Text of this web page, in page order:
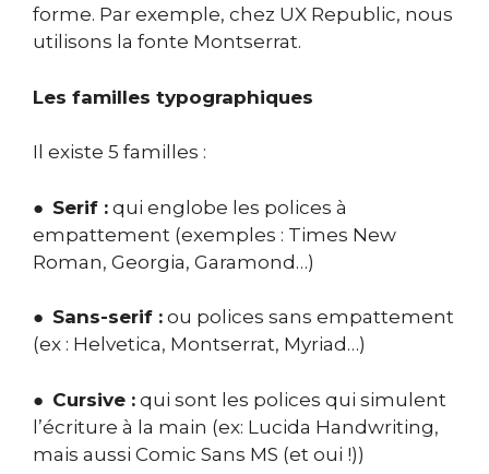
forme. Par exemple, chez UX Republic, nous
utilisons la fonte Montserrat.
Les familles typographiques
Il existe 5 familles :
● Serif : qui englobe les polices à
empattement (exemples : Times New
Roman, Georgia, Garamond…)
● Sans-serif : ou polices sans empattement
(ex : Helvetica, Montserrat, Myriad…)
● Cursive : qui sont les polices qui simulent
l’écriture à la main (ex: Lucida Handwriting,
mais aussi Comic Sans MS (et oui !))